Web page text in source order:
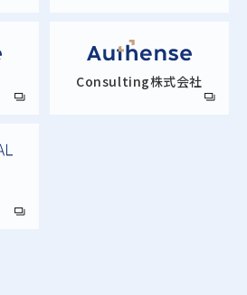
Consulting株式会社